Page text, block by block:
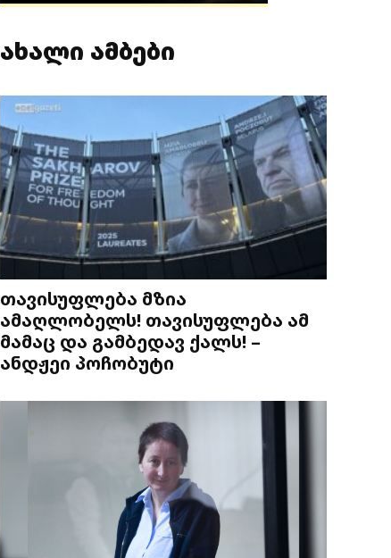
ახალი ამბები
თავისუფლება მზია
ამაღლობელს! თავისუფლება ამ
მამაც და გამბედავ ქალს! –
ანდჟეი პოჩობუტი